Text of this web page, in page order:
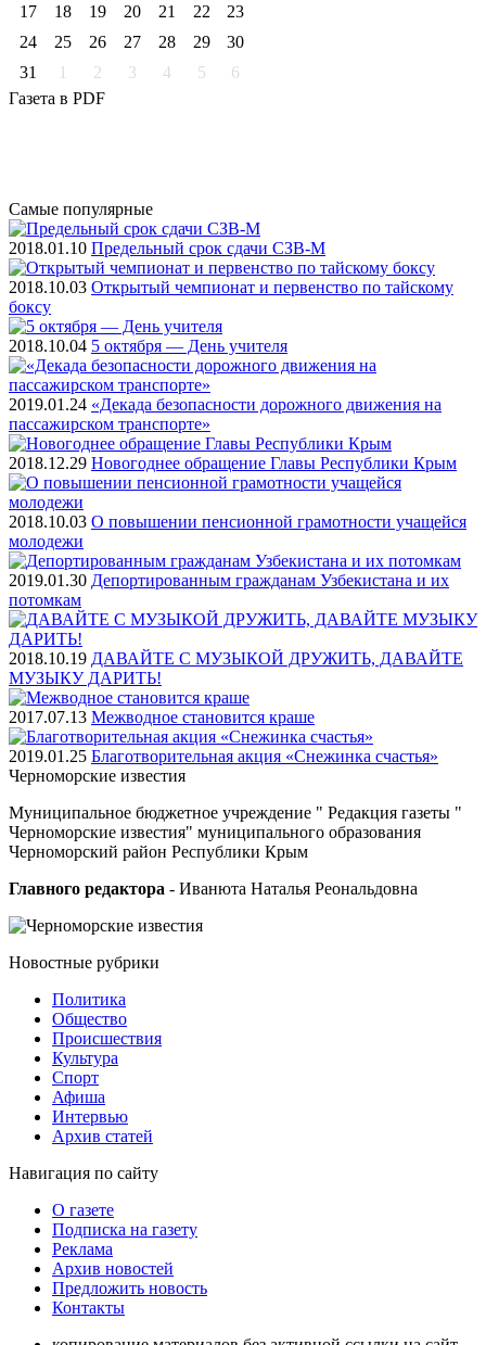
17
18 19 20 21 22
23
24
25 26 27 28 29
30
31
1 2 3 4 5
6
Газета в PDF
Самые популярные
2018.01.10 Предельный срок сдачи СЗВ-М
2018.10.03 Открытый чемпионат и первенство по тайскому
боксу
2018.10.04 5 октября — День учителя
2019.01.24 «Декада безопасности дорожного движения на
пассажирском транспорте»
2018.12.29 Новогоднее обращение Главы Республики Крым
2018.10.03 О повышении пенсионной грамотности учащейся
молодежи
2019.01.30 Депортированным гражданам Узбекистана и их
потомкам
2018.10.19 ДАВАЙТЕ С МУЗЫКОЙ ДРУЖИТЬ, ДАВАЙТЕ
МУЗЫКУ ДАРИТЬ!
2017.07.13 Межводное становится краше
2019.01.25 Благотворительная акция «Снежинка счастья»
Черноморские известия
Муниципальное бюджетное учреждение " Редакция газеты "
Черноморские известия" муниципального образования
Черноморский район Республики Крым
Главного редактора - Иванюта Наталья Реональдовна
Новостные рубрики
Политика
Общество
Проиcшествия
Культура
Спорт
Афиша
Интервью
Архив статей
Навигация по сайту
О газете
Подписка на газету
Реклама
Архив новостей
Предложить новость
Контакты